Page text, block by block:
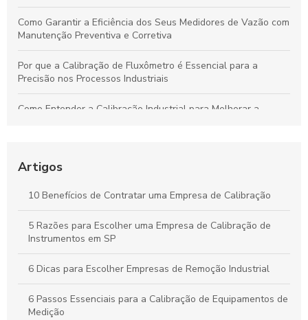
Como Garantir a Eficiência dos Seus Medidores de Vazão com
Manutenção Preventiva e Corretiva
Por que a Calibração de Fluxômetro é Essencial para a
Precisão nos Processos Industriais
Como Entender a Calibração Industrial para Melhorar a
Problemas Comuns
Calibração Industrial Essencial: Benefícios e Impactos Para a
Eficiência da Produção
Calibração Industrial: Garantia de Qualidade e Eficiência na
Produção Industrial
Artigos
10 Benefícios de Contratar uma Empresa de Calibração
5 Razões para Escolher uma Empresa de Calibração de
Instrumentos em SP
6 Dicas para Escolher Empresas de Remoção Industrial
6 Passos Essenciais para a Calibração de Equipamentos de
Medição